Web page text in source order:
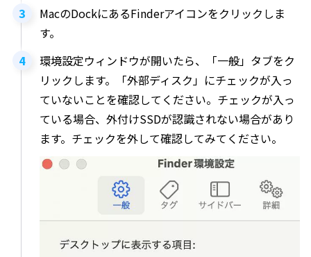
MacのDockにあるFinderアイコンをクリックしま
す。
環境設定ウィンドウが開いたら、「一般」タブをク
リックします。「外部ディスク」にチェックが入っ
ていないことを確認してください。チェックが入っ
ている場合、外付けSSDが認識されない場合があり
ます。チェックを外して確認してみてください。